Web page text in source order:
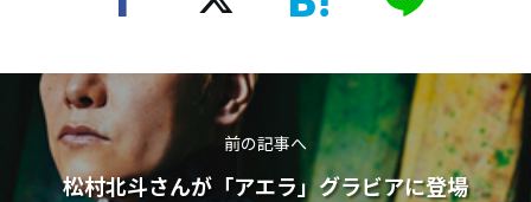
前の記事へ
松村北斗さんが「アエラ」グラビアに登場